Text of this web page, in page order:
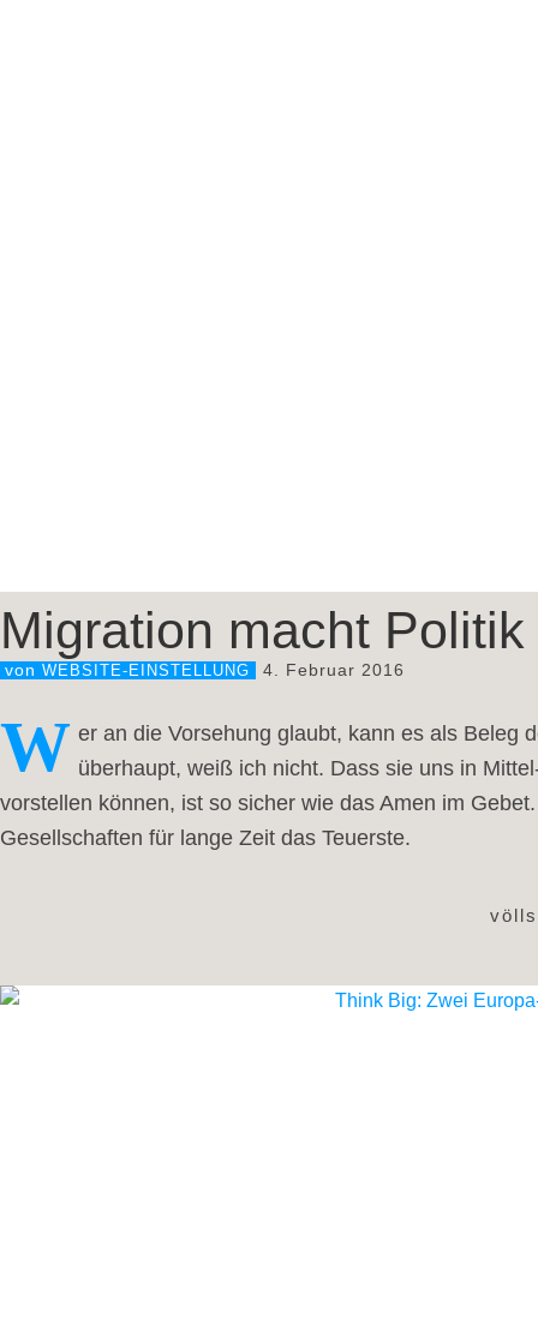
Migration macht
von WEBSITE-EINSTELLUNG 4. Februar 2016
W er an die Vorsehung glaubt, kann es als Beleg
überhaupt, weiß ich nicht. Dass sie uns in
vorstellen können, ist so sicher wie das Amen im
Gesellschaften für lange Zeit das Teuerste.